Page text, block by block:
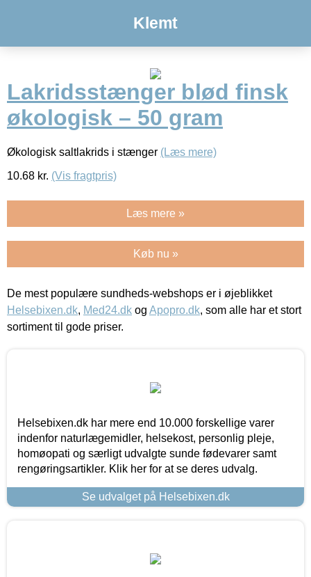
Klemt
Lakridsstænger blød finsk
økologisk – 50 gram
Økologisk saltlakrids i stænger (Læs mere)
10.68 kr. (Vis fragtpris)
Læs mere »
Køb nu »
De mest populære sundheds-webshops er i øjeblikket
Helsebixen.dk, Med24.dk og Apopro.dk, som alle har et stort
sortiment til gode priser.
Helsebixen.dk har mere end 10.000 forskellige varer
indenfor naturlægemidler, helsekost, personlig pleje,
homøopati og særligt udvalgte sunde fødevarer samt
rengøringsartikler. Klik her for at se deres udvalg.
Se udvalget på Helsebixen.dk